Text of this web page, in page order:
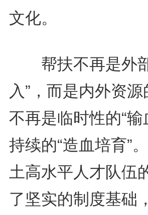
文化。
帮扶不再是外部
入”，而是内外资源
不再是临时性的“
持续的“造血培育”
土高水平人才队伍
了坚实的制度基础